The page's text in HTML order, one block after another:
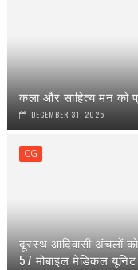
कला और साहित्य मन को
DECEMBER 31, 2025
CG
दूरस्थ आदिवासी अंचलों
57 मोबाइल मेडिकल यूनिट